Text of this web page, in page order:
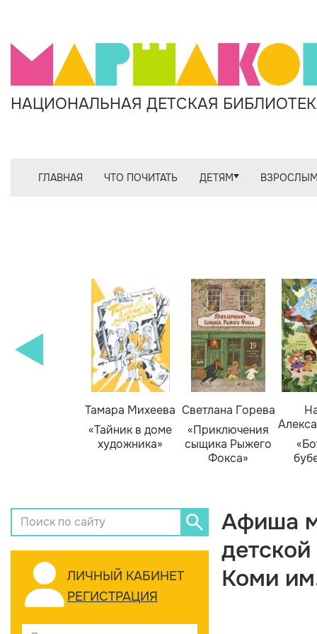
НАЦИОНАЛЬНАЯ ДЕТСКАЯ
ГЛАВНАЯ ЧТО ПОЧИТАТЬ ДЕТЯМ
Тамара Михеева
«Тайник в доме
художника»
Светлана Горева
«Приключения
сыщика Рыжего
Фокса»
ЛИЧНЫЙ КАБИНЕТ
РЕГИСТРАЦИЯ
Афиша
Коми